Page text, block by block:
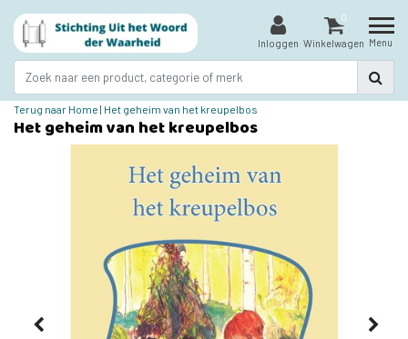
Inloggen
0
Winkelwagen Menu
Terug naar Home | Het geheim van het kreupelbos
Het geheim van het kreupelbos